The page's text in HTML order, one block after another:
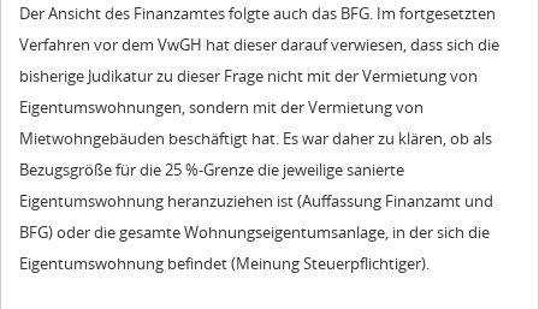
Der Ansicht des Finanzamtes folgte auch das BFG. Im fortgesetzten
Verfahren vor dem VwGH hat dieser darauf verwiesen, dass sich die
bisherige Judikatur zu dieser Frage nicht mit der Vermietung von
Eigentumswohnungen, sondern mit der Vermietung von
Mietwohngebäuden beschäftigt hat. Es war daher zu klären, ob als
Bezugsgröße für die 25 %-Grenze die jeweilige sanierte
Eigentumswohnung heranzuziehen ist (Auffassung Finanzamt und
BFG) oder die gesamte Wohnungseigentumsanlage, in der sich die
Eigentumswohnung befindet (Meinung Steuerpflichtiger).